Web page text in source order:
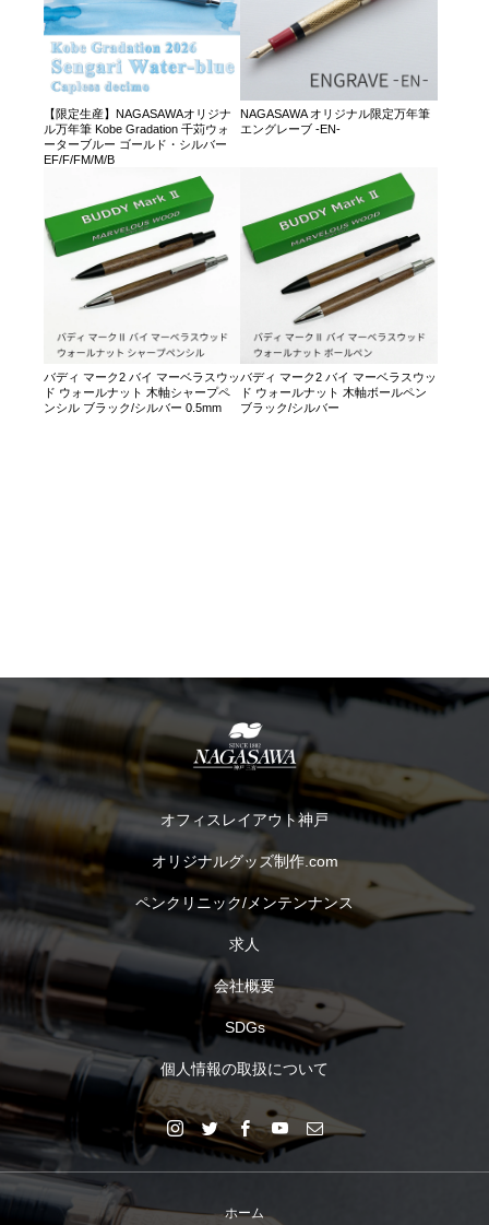
【限定生産】NAGASAWAオリジナ
ル万年筆 Kobe Gradation 千苅ウォ
ーターブルー ゴールド・シルバー
EF/F/FM/M/B
NAGASAWA オリジナル限定万年筆
エングレーブ -EN-
バディ マーク2 バイ マーベラスウッ
ド ウォールナット 木軸シャープペ
ンシル ブラック/シルバー 0.5mm
バディ マーク2 バイ マーベラスウッ
ド ウォールナット 木軸ボールペン
ブラック/シルバー
オフィスレイアウト神戸
オリジナルグッズ制作.com
ペンクリニック/メンテンナンス
求人
会社概要
SDGs
個人情報の取扱について
ホーム